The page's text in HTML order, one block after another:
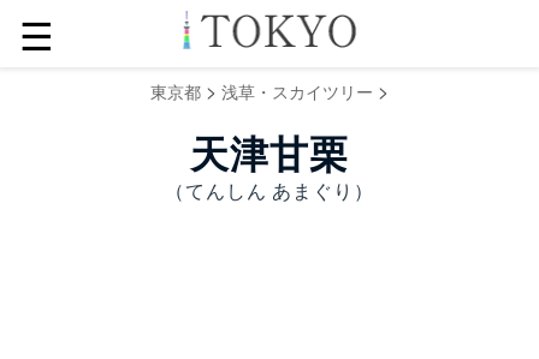
☰
東京都 > 浅草・スカイツリー >
天津甘栗
（てんしん あまぐり）